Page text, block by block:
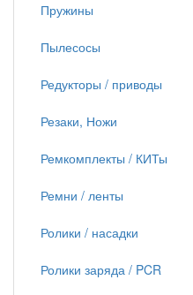
Пружины
Пылесосы
Редукторы / приводы
Резаки, Ножи
Ремкомплекты / КИТы
Ремни / ленты
Ролики / насадки
Ролики заряда / PCR